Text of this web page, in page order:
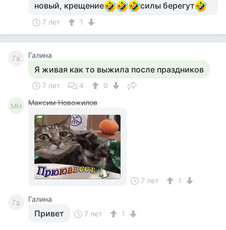
новый, крещение
силы берегут
7 лет 1
Га Галина
Я живая как то выжила после праздников
7 лет 4 0
МН Максим Новожилов
7 лет 1
Га Галина
Привет 7 лет 1